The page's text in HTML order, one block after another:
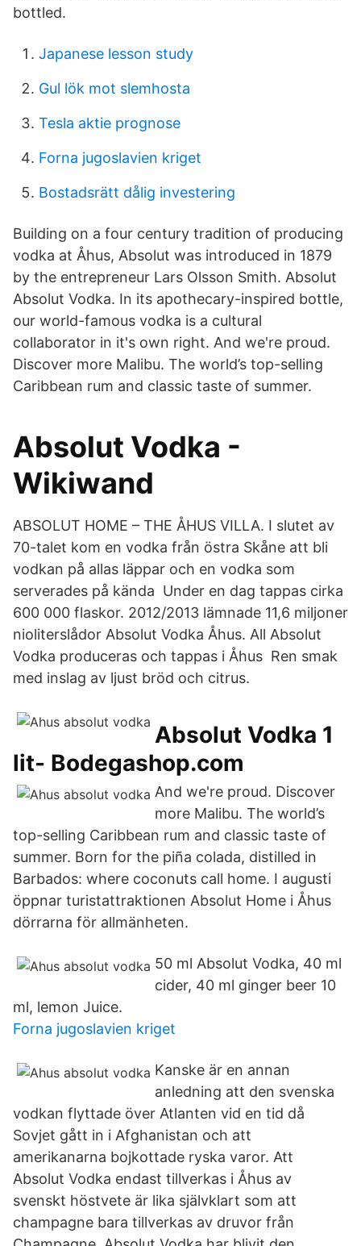
bottled.
Japanese lesson study
Gul lök mot slemhosta
Tesla aktie prognose
Forna jugoslavien kriget
Bostadsrätt dålig investering
Building on a four century tradition of producing
vodka at Åhus, Absolut was introduced in 1879
by the entrepreneur Lars Olsson Smith. Absolut
Absolut Vodka. In its apothecary-inspired bottle,
our world-famous vodka is a cultural
collaborator in it's own right. And we're proud.
Discover more Malibu. The world’s top-selling
Caribbean rum and classic taste of summer.
Absolut Vodka -
Wikiwand
ABSOLUT HOME – THE ÅHUS VILLA. I slutet av
70-talet kom en vodka från östra Skåne att bli
vodkan på allas läppar och en vodka som
serverades på kända Under en dag tappas cirka
600 000 flaskor. 2012/2013 lämnade 11,6 miljoner
nioliterslådor Absolut Vodka Åhus. All Absolut
Vodka produceras och tappas i Åhus Ren smak
med inslag av ljust bröd och citrus.
Absolut Vodka 1
lit- Bodegashop.com
And we're proud. Discover
more Malibu. The world’s
top-selling Caribbean rum and classic taste of
summer. Born for the piña colada, distilled in
Barbados: where coconuts call home. I augusti
öppnar turistattraktionen Absolut Home i Åhus
dörrarna för allmänheten.
50 ml Absolut Vodka, 40 ml
cider, 40 ml ginger beer 10
ml, lemon Juice.
Forna jugoslavien kriget
Kanske är en annan
anledning att den svenska
vodkan flyttade över Atlanten vid en tid då
Sovjet gått in i Afghanistan och att
amerikanarna bojkottade ryska varor. Att
Absolut Vodka endast tillverkas i Åhus av
svenskt höstvete är lika självklart som att
champagne bara tillverkas av druvor från